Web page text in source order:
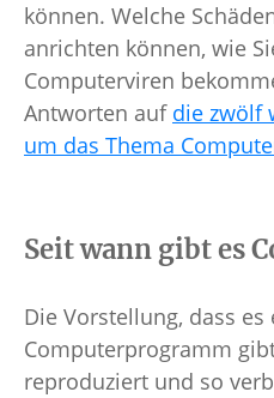
können. Welche
anrichten können, wie
Computerviren
Antworten auf die zwölf
um das Thema
Seit wann gibt es
Die Vorstellung, dass es
Computerprogramm
reproduziert und so